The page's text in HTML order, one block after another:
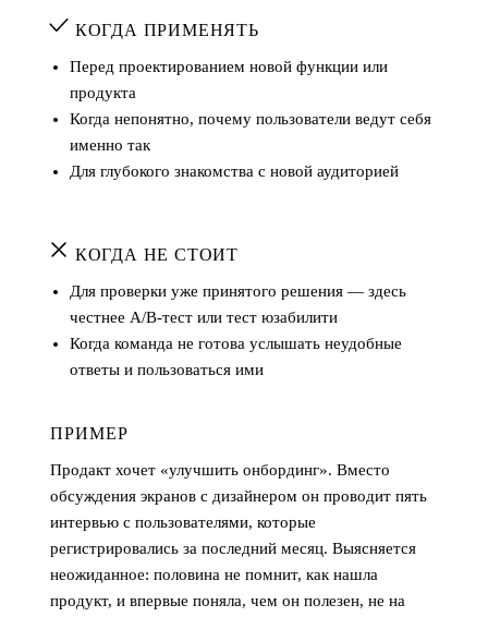
КОГДА ПРИМЕНЯТЬ
Перед проектированием новой функции или
продукта
Когда непонятно, почему пользователи ведут себя
именно так
Для глубокого знакомства с новой аудиторией
КОГДА НЕ СТОИТ
Для проверки уже принятого решения — здесь
честнее A/B-тест или тест юзабилити
Когда команда не готова услышать неудобные
ответы и пользоваться ими
ПРИМЕР
Продакт хочет «улучшить онбординг». Вместо
обсуждения экранов с дизайнером он проводит пять
интервью с пользователями, которые
регистрировались за последний месяц. Выясняется
неожиданное: половина не помнит, как нашла
продукт, и впервые поняла, чем он полезен, не на